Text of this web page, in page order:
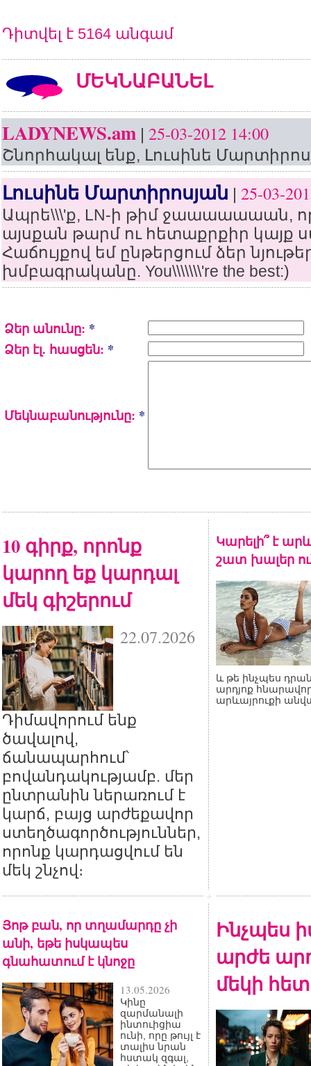
Դիտվել է 5164 անգամ
ՄԵԿՆԱԲԱՆԵԼ
LADYNEWS.am | 25-03-2012 14:00
Շնորհակալ ենք, Լուսինե
Լուսինե Մարտիրոսյան | 25-03-
Ապրե\\\'ք, LN-ի թիմ ջաաաաաաան,
այսքան թարմ ու հետաքրքիր կայք
Հաճույքով եմ ընթերցում ձեր
խմբագրականը. You\\\\\\\'re the best:)
Ձեր անունը: *
Ձեր էլ. հասցեն: *
Մեկնաբանությունը: *
10 գիրք, որոնք
կարող եք կարդալ
մեկ գիշերում
22.07.2026
Դիմավորում ենք
ծավալով,
ճանապարհում՝
բովանդակությամբ. մեր
ընտրանին ներառում է
կարճ, բայց արժեքավոր
ստեղծագործություններ,
որոնք կարդացվում են
մեկ շնչով։
Կարելի՞ է
շատ խալեր
և թե ինչպես
արդյոք
արևայրուքի
Յոթ բան, որ տղամարդը չի
անի, եթե իսկապես
գնահատում է կնոջը
13.05.2026
Կինը
զարմանալի
ինտուիցիա
ունի, որը թույլ է
տալիս նրան
հստակ զգալ,
Ինչպես
արժե
մեկի